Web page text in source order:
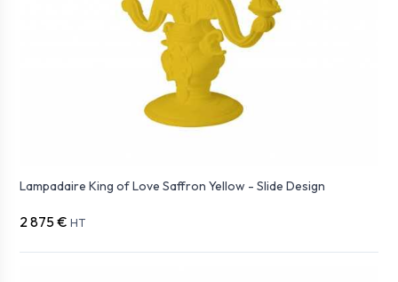
Lampadaire King of Love Saffron Yellow - Slide Design
2 875 € HT